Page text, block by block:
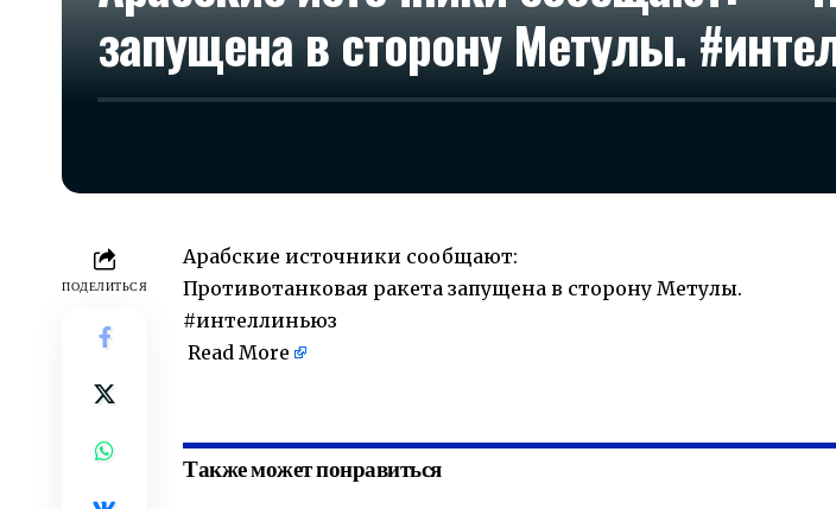
запущена в сторону Метулы.
ПОДЕЛИТЬСЯ
Арабские источники сообщают:
Противотанковая ракета запущена в сторону Метулы.
#интеллиньюз
Read More
Также может понравиться